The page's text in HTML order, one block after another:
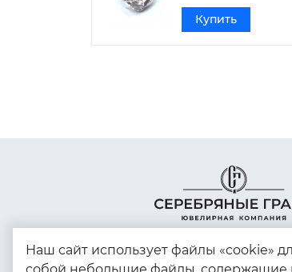
Купить
Наш сайт использует файлы «cookie»